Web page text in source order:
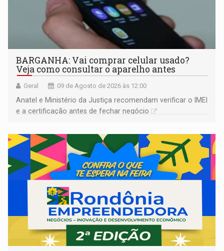
BARGANHA: Vai comprar celular usado?
Veja como consultar o aparelho antes
Geral 09 de Agosto de 2026 às 12:00
Anatel e Ministério da Justiça recomendam verificar o IMEI
e a certificação antes de fechar negócio